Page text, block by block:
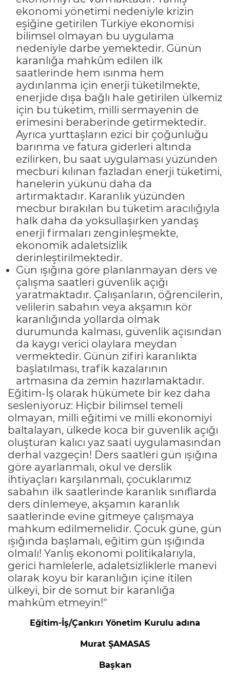
ekonomi yönetimi nedeniyle krizin
eşiğine getirilen Türkiye ekonomisi
bilimsel olmayan bu uygulama
nedeniyle darbe yemektedir. Günün
karanlığa mahkûm edilen ilk
saatlerinde hem ısınma hem
aydınlanma için enerji tüketilmekte,
enerjide dışa bağlı hale getirilen ülkemiz
için bu tüketim, milli sermayenin de
erimesini beraberinde getirmektedir.
Ayrıca yurttaşların ezici bir çoğunluğu
barınma ve fatura giderleri altında
ezilirken, bu saat uygulaması yüzünden
mecburi kılınan fazladan enerji tüketimi,
hanelerin yükünü daha da
artırmaktadır. Karanlık yüzünden
mecbur bırakılan bu tüketim aracılığıyla
halk daha da yoksullaşırken yandaş
enerji firmaları zenginleşmekte,
ekonomik adaletsizlik
derinleştirilmektedir.
Gün ışığına göre planlanmayan ders ve
çalışma saatleri güvenlik açığı
yaratmaktadır. Çalışanların, öğrencilerin,
velilerin sabahın veya akşamın kör
karanlığında yollarda olmak
durumunda kalması, güvenlik açısından
da kaygı verici olaylara meydan
vermektedir. Günün zifiri karanlıkta
başlatılması, trafik kazalarının
artmasına da zemin hazırlamaktadır.
Eğitim-İş olarak hükümete bir kez daha
sesleniyoruz: Hiçbir bilimsel temeli
olmayan, milli eğitimi ve milli ekonomiyi
baltalayan, ülkede koca bir güvenlik açığı
oluşturan kalıcı yaz saati uygulamasından
derhal vazgeçin! Ders saatleri gün ışığına
göre ayarlanmalı, okul ve derslik
ihtiyaçları karşılanmalı, çocuklarımız
sabahın ilk saatlerinde karanlık sınıflarda
ders dinlemeye, akşamın karanlık
saatlerinde evine gitmeye çalışmaya
mahkum edilmemelidir. Çocuk güne, gün
ışığında başlamalı, eğitim gün ışığında
olmalı! Yanlış ekonomi politikalarıyla,
gerici hamlelerle, adaletsizliklerle manevi
olarak koyu bir karanlığın içine itilen
ülkeyi, bir de somut bir karanlığa
mahkûm etmeyin!"
Eğitim-İş/Çankırı Yönetim Kurulu adına
Murat ŞAMASAS
Başkan